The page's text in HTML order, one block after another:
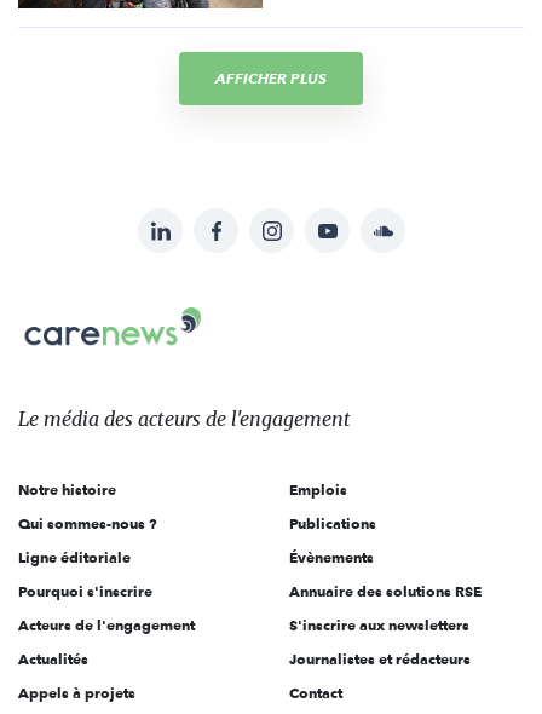
AFFICHER PLUS
sur:
LinkedInFacebookInstagramYouTubeSoundcloud
Le
des
l'engagement
Le média des acteurs de l'engagement
Notre histoire
Qui sommes-nous ?
Ligne éditoriale
Pourquoi s'inscrire
Acteurs de l'engagement
Actualités
Appels à projets
Emplois
Publications
Évènements
Annuaire des solutions RSE
S'inscrire aux newsletters
Journalistes et rédacteurs
Contact